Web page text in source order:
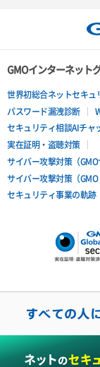
ポートデタッチ
ボリュームアタッチ
ボリュームデタッチ
GMOインターネット
世界初総合ネットセキュ
パスワード漏洩診断
セキュリティ相談AIチャ
実在証明・盗聴対策
サイバー攻撃対策（
サイバー攻撃対策（
セキュリティ事業の軌跡